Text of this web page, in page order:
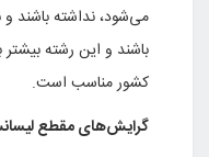
می‌شود، نداشته باشند و
باشند و این رشته بیشتر
کشور مناسب است.
گرایش‌های مقطع